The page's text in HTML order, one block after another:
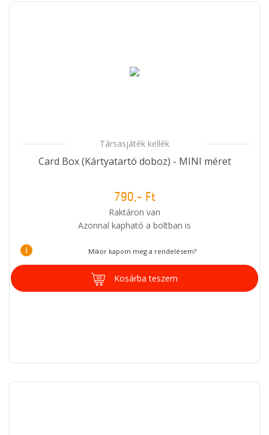
Társasjáték kellék
Card Box (Kártyatartó doboz) - MINI méret
790,- Ft
Raktáron van
Azonnal kapható a boltban is
i Mikor kapom meg a rendelésem?
Kosárba teszem